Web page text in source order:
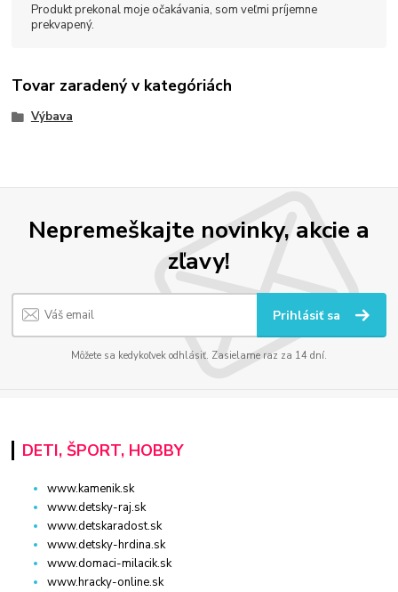
Produkt prekonal moje očakávania, som veľmi príjemne
prekvapený.
Tovar zaradený v kategóriách
Výbava
Nepremeškajte novinky, akcie a
zľavy!
Prihlásiť sa
Môžete sa kedykoľvek odhlásiť. Zasielame raz za 14 dní.
DETI, ŠPORT, HOBBY
www.kamenik.sk
www.detsky-raj.sk
www.detskaradost.sk
www.detsky-hrdina.sk
www.domaci-milacik.sk
www.hracky-online.sk